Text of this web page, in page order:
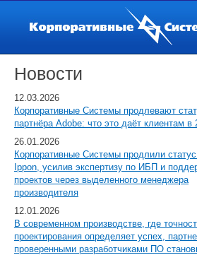
Новости
12.03.2026
Корпоративные Системы продлевают
партнёра Adobe: что это даёт клиентам в
26.01.2026
Корпоративные Системы продлили
Ippon, усилив экспертизу по ИБП и
проектов через выделенного менеджера
производителя
12.01.2026
В современном производстве, где
проектирования определяет успех,
проверенными разработчиками ПО